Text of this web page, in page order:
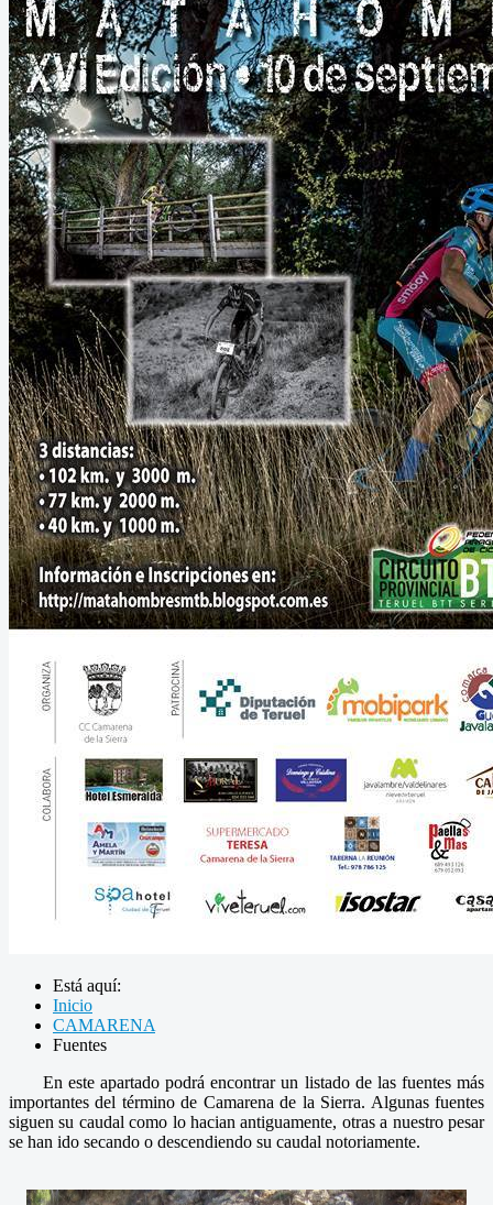
Está aquí:
Inicio
CAMARENA
Fuentes
En este apartado podrá encontrar un listado de las fuentes más
importantes del término de Camarena de la Sierra. Algunas fuentes
siguen su caudal como lo hacian antiguamente, otras a nuestro pesar
se han ido secando o descendiendo su caudal notoriamente.